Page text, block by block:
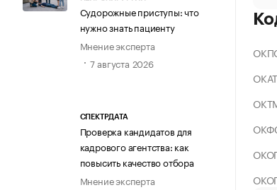
Судорожные приступы: что
нужно знать пациенту
Мнение эксперта
7 августа 2026
СПЕКТРДАТА
Проверка кандидатов для
кадрового агентства: как
повысить качество отбора
Мнение эксперта